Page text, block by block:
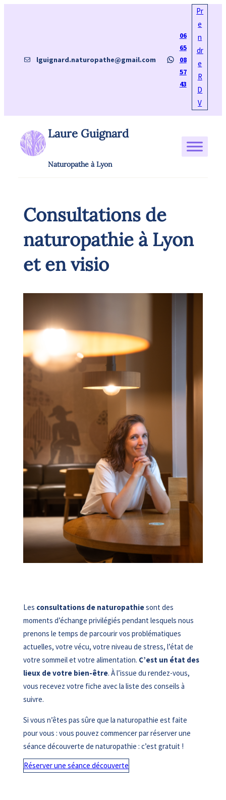
E-maillguignard.naturopathe@gmail.com WhatsApp
06
65
08
57
43
Pr
e
n
dr
e
R
D
V
Laure Guignard
Naturopathe à Lyon
Consultations de
naturopathie à Lyon
et en visio
Les consultations de naturopathiesont des
moments d’échange privilégiés pendant lesquels nous
prenons le temps de parcourir vos problématiques
actuelles, votre vécu, votre niveau de stress, l’état de
votre sommeil et votre alimentation. C’est un état des
lieux de votre bien-être. À l’issue du rendez-vous,
vous recevez votre fiche avec la liste des conseils à
suivre.
Si vous n’êtes pas sûre que la naturopathie est faite
pour vous : vous pouvez commencer par réserver une
séance découverte de naturopathie : c’est gratuit !
Réserver une séance découverte